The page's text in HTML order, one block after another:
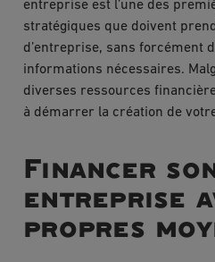
entreprise est l’une des
stratégiques que doivent
d’entreprise, sans forcément
informations nécessaires.
diverses ressources
à démarrer la création de
Financer
entreprise
propres